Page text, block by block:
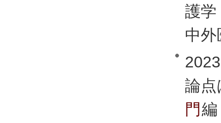
護学
中外
論点
門